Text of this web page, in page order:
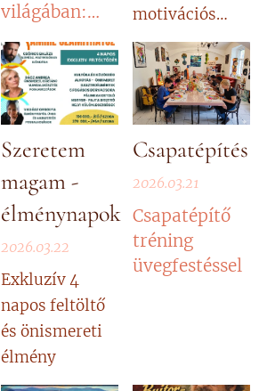
világában:
Üvegfestés a
Tagyon-
hegyen
motivációs
tábla
Szeretem
magam -
élménynapok
2026.03.22
Exkluzív 4
napos feltöltő
és önismereti
élmény
Csapatépítés
2026.03.21
Csapatépítő
tréning
üvegfestéssel